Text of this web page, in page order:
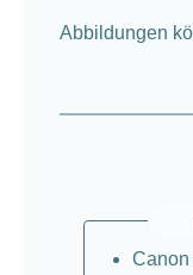
Abbildungen
Canon